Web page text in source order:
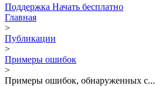
Поддержка Начать бесплатно
Главная
>
Публикации
>
Примеры ошибок
>
Примеры ошибок, обнаруженных с...